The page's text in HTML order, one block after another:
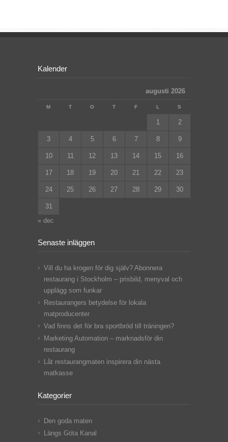
Kalender
augusti 2026
M T O T F L S
1 2
3 4 5 6 7 8 9
10 11 12 13 14 15 16
17 18 19 20 21 22 23
24 25 26 27 28 29 30
31
« dec
Senaste inläggen
Vill du ha krogen för dig själv? Abonnera
restaurang i Stockholm – prisbild, menyval och
upplägg som funkar
Restaurangers betydelse för lokala
matproducenter
Vad finns det för bra sportbröd till träningen?
Marketing Automation – marknadsför din
restaurang
Låt restaurangmaten inspirera din nästa
matkasse
Kategorier
Den goda maten
Längs Göta Kanal